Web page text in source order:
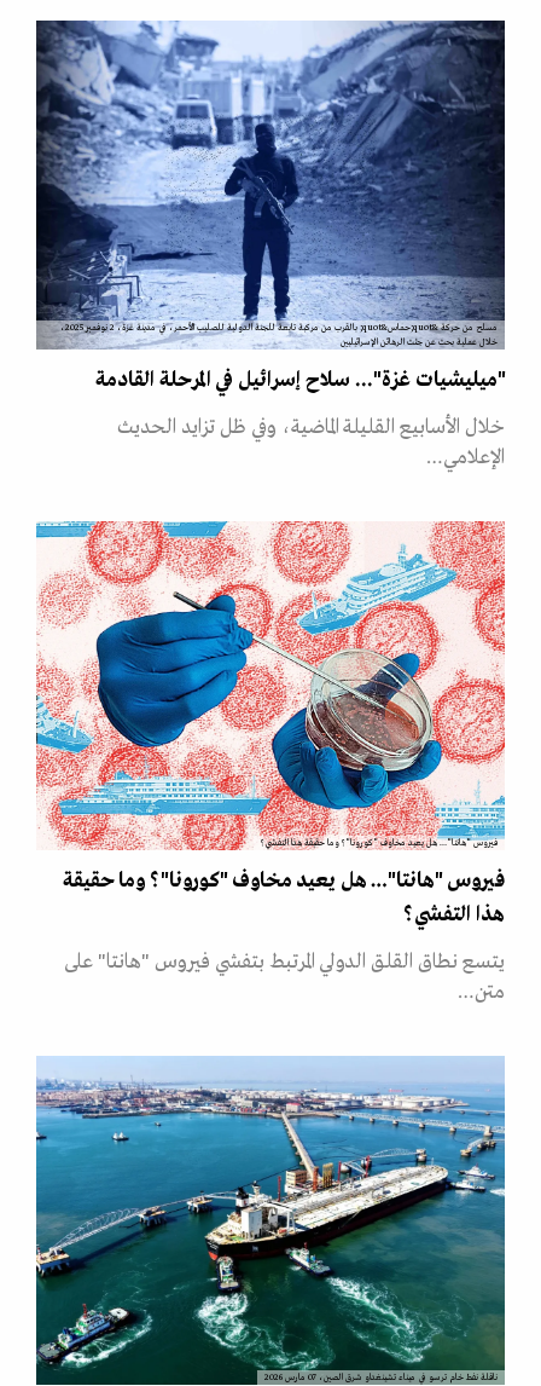
مسلح من حركة &quot;حماس&quot; بالقرب من مركبة تابعة للجنة الدولية للصليب الأحمر، في مدينة غزة، 2 نوفمبر 2025،
خلال عملية بحث عن جثث الرهائن الإسرائيليين
"ميليشيات غزة"... سلاح إسرائيل في المرحلة القادمة
خلال الأسابيع القليلة الماضية، وفي ظل تزايد الحديث
الإعلامي…
فيروس "هانتا"… هل يعيد مخاوف "كورونا"؟ وما حقيقة هذا التفشي؟
فيروس "هانتا"… هل يعيد مخاوف "كورونا"؟ وما حقيقة
هذا التفشي؟
يتسع نطاق القلق الدولي المرتبط بتفشي فيروس "هانتا" على
متن…
ناقلة نفط خام ترسو في ميناء تشينغداو شرق الصين، 07 مارس 2026